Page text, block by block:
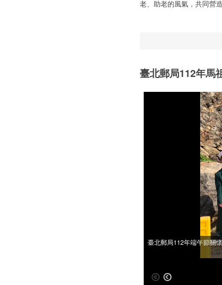
老、助老的風氣，共同營
臺北郵局112年馬
臺北郵局112年端午節關